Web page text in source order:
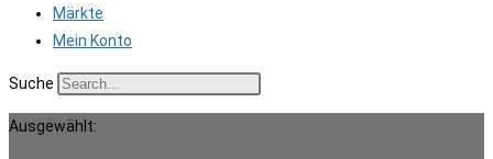
Märkte
Mein Konto
Suche
Ausgewählt: